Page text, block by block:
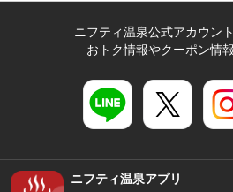
ニフティ温泉公式アカウン
おトク情報やクーポン情
ニフティ温泉アプリ